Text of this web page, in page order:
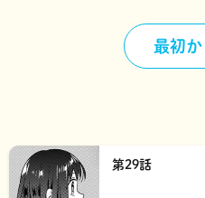
は変わらず♡ ちょっと広めになったワ
ドで就寝。ほのぼの女子ふたり暮らし
最初
第29話